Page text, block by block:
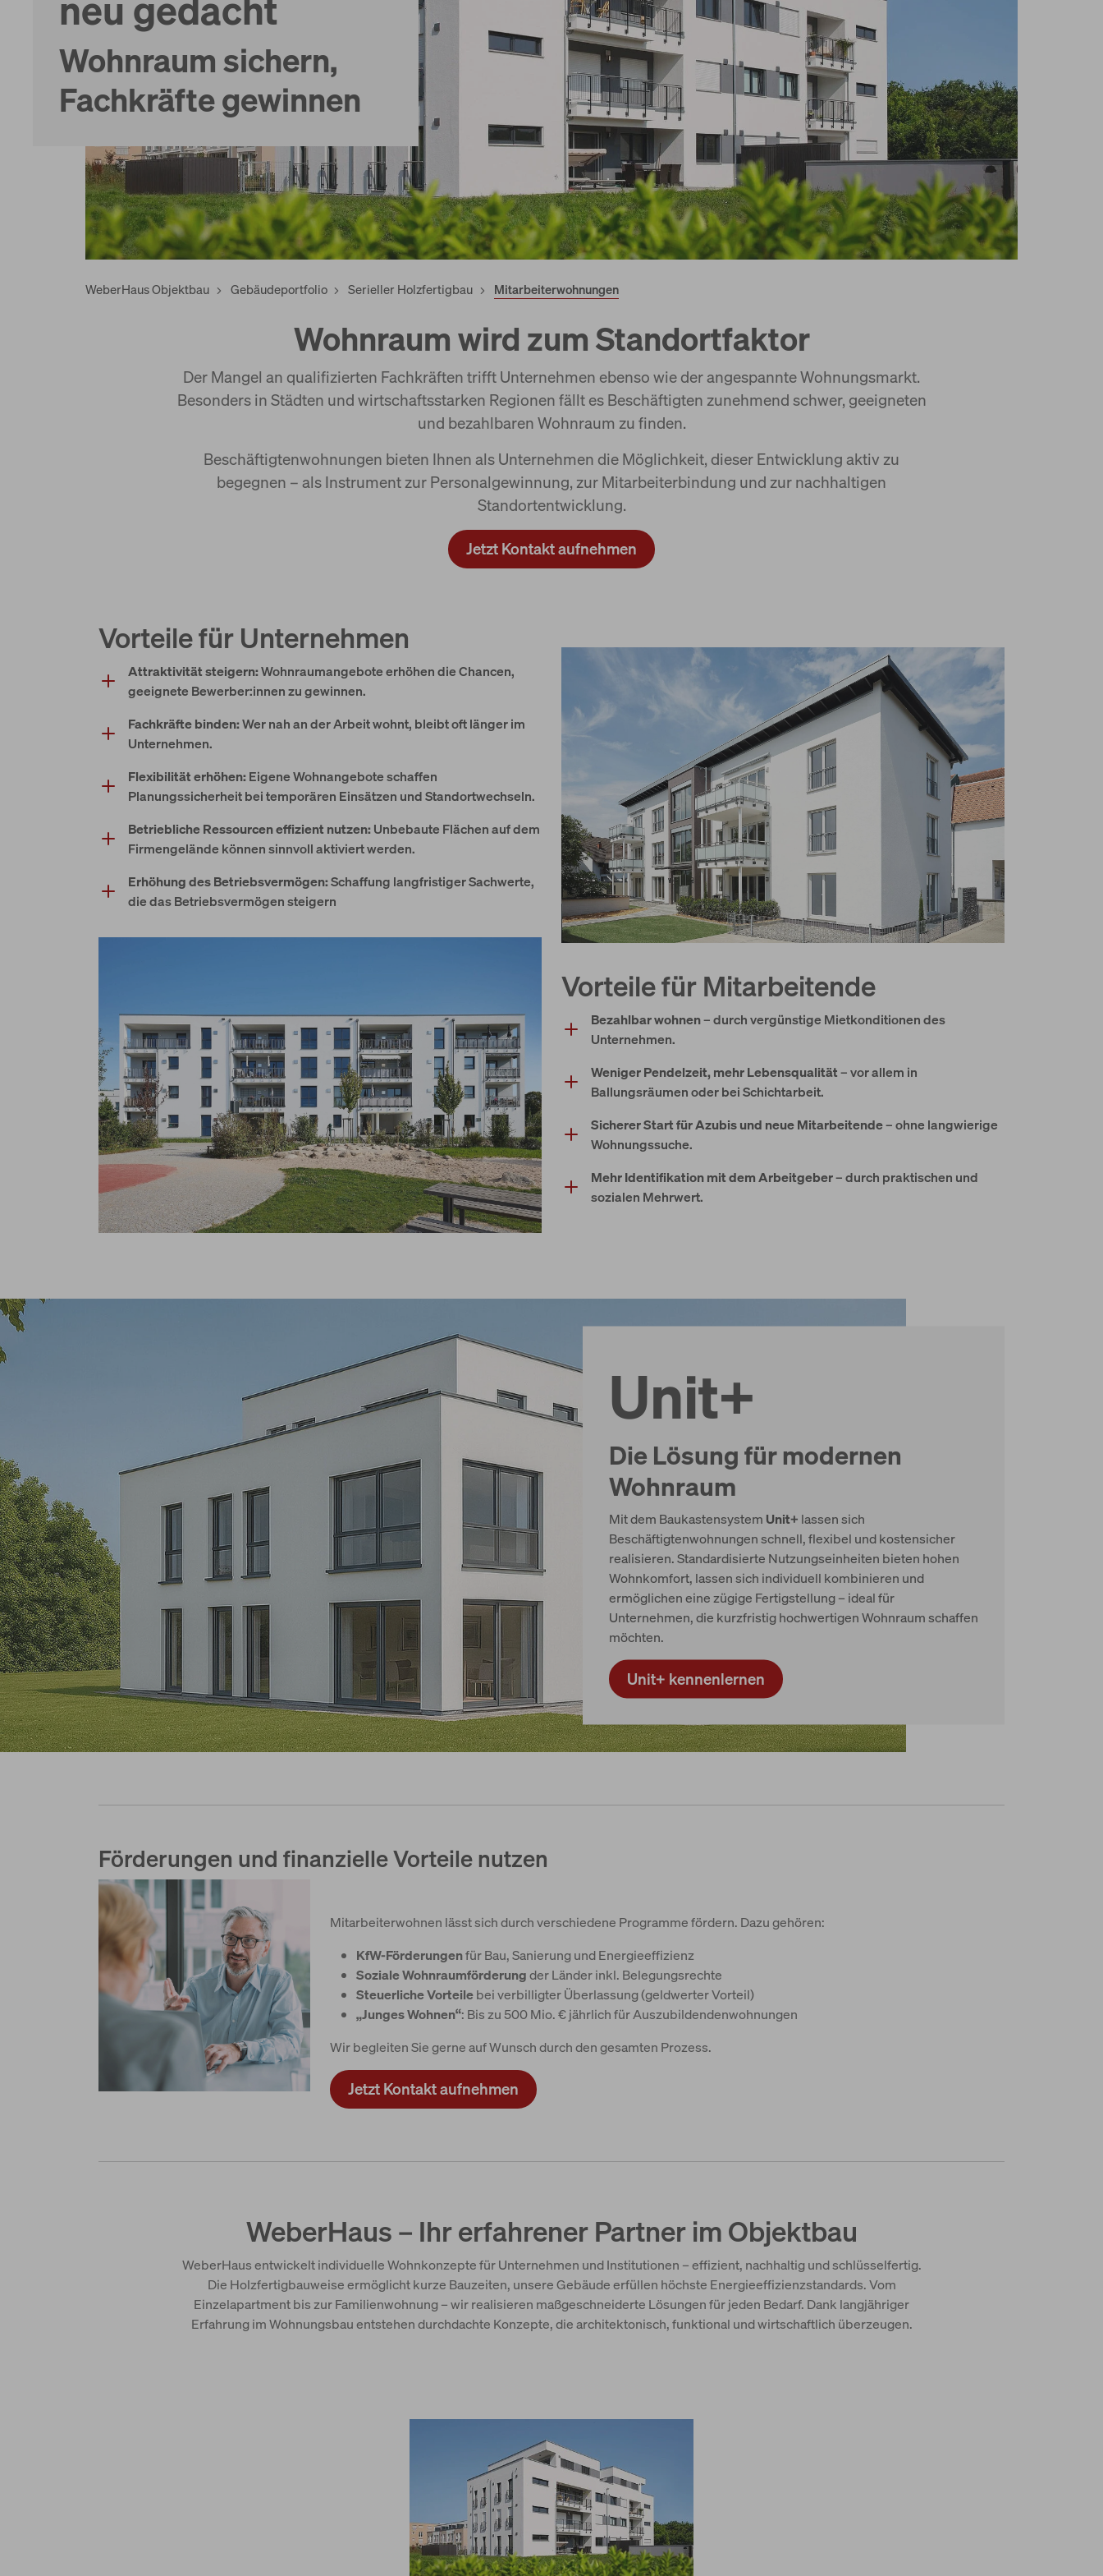
neu gedacht
Wohnraum sichern,
Fachkräfte gewinnen
WeberHaus Objektbau Gebäudeportfolio Serieller Holzfertigbau Mitarbeiterwohnungen
Wohnraum wird zum Standortfaktor
Der Mangel an qualifizierten Fachkräften trifft Unternehmen ebenso wie der angespannte Wohnungsmarkt.
Besonders in Städten und wirtschaftsstarken Regionen fällt es Beschäftigten zunehmend schwer, geeigneten
und bezahlbaren Wohnraum zu finden.
Beschäftigtenwohnungen bieten Ihnen als Unternehmen die Möglichkeit, dieser Entwicklung aktiv zu
begegnen – als Instrument zur Personalgewinnung, zur Mitarbeiterbindung und zur nachhaltigen
Standortentwicklung.
Jetzt Kontakt aufnehmen
Vorteile für Unternehmen
Attraktivität steigern:Wohnraumangebote erhöhen die Chancen,
geeignete Bewerber:innen zu gewinnen.
Fachkräfte binden:Wer nah an der Arbeit wohnt, bleibt oft länger im
Unternehmen.
Flexibilität erhöhen:Eigene Wohnangebote schaffen
Planungssicherheit bei temporären Einsätzen und Standortwechseln.
Betriebliche Ressourcen effizient nutzen:Unbebaute Flächen auf dem
Firmengelände können sinnvoll aktiviert werden.
Erhöhung des Betriebsvermögen:Schaffung langfristiger Sachwerte,
die das Betriebsvermögen steigern
Vorteile für Mitarbeitende
Bezahlbar wohnen– durch vergünstige Mietkonditionen des
Unternehmen.
Weniger Pendelzeit, mehr Lebensqualität– vor allem in
Ballungsräumen oder bei Schichtarbeit.
Sicherer Start für Azubis und neue Mitarbeitende– ohne langwierige
Wohnungssuche.
Mehr Identifikation mit dem Arbeitgeber– durch praktischen und
sozialen Mehrwert.
Unit+
Die Lösung für modernen
Wohnraum
Mit dem Baukastensystem Unit+ lassen sich
Beschäftigtenwohnungen schnell, flexibel und kostensicher
realisieren. Standardisierte Nutzungseinheiten bieten hohen
Wohnkomfort, lassen sich individuell kombinieren und
ermöglichen eine zügige Fertigstellung – ideal für
Unternehmen, die kurzfristig hochwertigen Wohnraum schaffen
möchten.
Unit+ kennenlernen
Förderungen und finanzielle Vorteile nutzen
Mitarbeiterwohnen lässt sich durch verschiedene Programme fördern. Dazu gehören:
KfW-Förderungenfür Bau, Sanierung und Energieeffizienz
Soziale Wohnraumförderungder Länder inkl. Belegungsrechte
Steuerliche Vorteilebei verbilligter Überlassung (geldwerter Vorteil)
„Junges Wohnen“: Bis zu 500 Mio. € jährlich für Auszubildendenwohnungen
Wir begleiten Sie gerne auf Wunsch durch den gesamten Prozess.
Jetzt Kontakt aufnehmen
WeberHaus – Ihr erfahrener Partner im Objektbau
WeberHaus entwickelt individuelle Wohnkonzepte für Unternehmen und Institutionen – effizient, nachhaltig und schlüsselfertig.
Die Holzfertigbauweise ermöglicht kurze Bauzeiten, unsere Gebäude erfüllen höchste Energieeffizienzstandards. Vom
Einzelapartment bis zur Familienwohnung – wir realisieren maßgeschneiderte Lösungen für jeden Bedarf. Dank langjähriger
Erfahrung im Wohnungsbau entstehen durchdachte Konzepte, die architektonisch, funktional und wirtschaftlich überzeugen.
Reihen- und
Mehrfamilienhäuser
Beherbergung
Mitarbeiterwohnungen